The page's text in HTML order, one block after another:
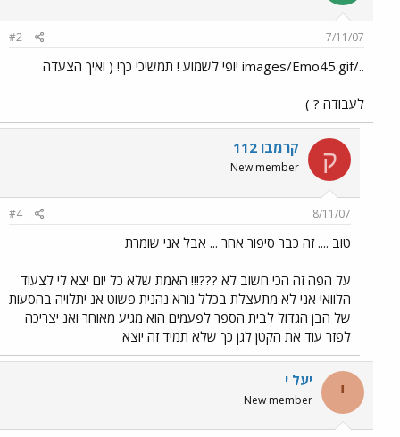
7/11/07
#2
../images/Emo45.gif יופי לשמוע ! תמשיכי כך! ( ואיך הצעדה
לעבודה ? )
ק קרמבו 112
New member
8/11/07
#4
טוב .... זה כבר סיפור אחר ... אבל אני שומרת
על הפה זה הכי חשוב לא ???!!! האמת שלא כל יום יצא לי לצעוד
הלוואי אני לא מתעצלת בכלל נורא נהנית פשוט אנ יתלויה בהסעות
של הבן הגדול לבית הספר לפעמים הוא מגיע מאוחר ואנ יצריכה
לפזר עוד את הקטן לגן כך שלא תמיד זה יוצא
י יעל י
New member